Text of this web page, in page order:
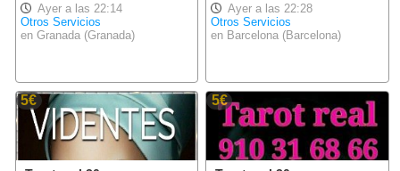
Ayer a las 22:14
Otros Servicios
en Granada (Granada)
Ayer a las 22:28
Otros Servicios
en Barcelona (Barcelona)
5€ 5€